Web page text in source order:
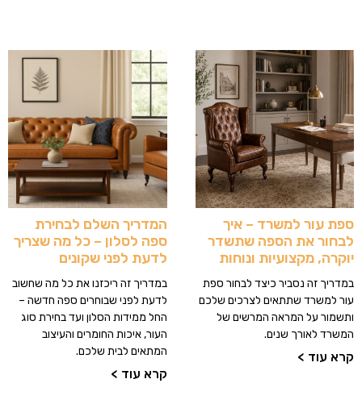
ספת עור למשרד – איך
לבחור את הספה שתשדר
יוקרה, מקצועיות ונוחות
במדריך זה נסביר כיצד לבחור ספת
עור למשרד שתתאים לצרכים שלכם
ותשמור על המראה המרשים של
המשרד לאורך שנים.
קרא עוד >
המדריך השלם לבחירת
ספה לסלון – כל מה שצריך
לדעת לפני שקונים
במדריך זה ריכזנו את כל מה שחשוב
לדעת לפני שבוחרים ספה חדשה –
החל ממידות הסלון ועד בחירת סוג
העור, איכות החומרים והעיצוב
המתאים לבית שלכם.
קרא עוד >